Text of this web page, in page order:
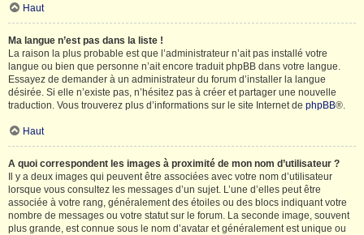
Haut
Ma langue n’est pas dans la liste !
La raison la plus probable est que l’administrateur n’ait pas installé votre
langue ou bien que personne n’ait encore traduit phpBB dans votre langue.
Essayez de demander à un administrateur du forum d’installer la langue
désirée. Si elle n’existe pas, n’hésitez pas à créer et partager une nouvelle
traduction. Vous trouverez plus d’informations sur le site Internet de phpBB®.
Haut
A quoi correspondent les images à proximité de mon nom d’utilisateur ?
Il y a deux images qui peuvent être associées avec votre nom d’utilisateur
lorsque vous consultez les messages d’un sujet. L’une d’elles peut être
associée à votre rang, généralement des étoiles ou des blocs indiquant votre
nombre de messages ou votre statut sur le forum. La seconde image, souvent
plus grande, est connue sous le nom d’avatar et généralement est unique ou